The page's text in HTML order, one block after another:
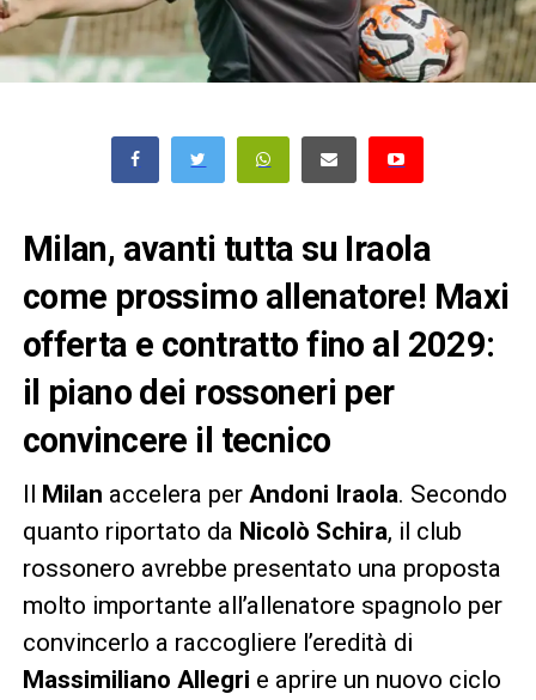
Milan, avanti tutta su Iraola
come prossimo allenatore! Maxi
offerta e contratto fino al 2029:
il piano dei rossoneri per
convincere il tecnico
Il Milan accelera per Andoni Iraola. Secondo
quanto riportato da Nicolò Schira, il club
rossonero avrebbe presentato una proposta
molto importante all’allenatore spagnolo per
convincerlo a raccogliere l’eredità di
Massimiliano Allegri e aprire un nuovo ciclo